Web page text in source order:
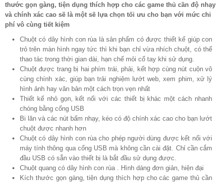
thước gọn gàng, tiện dụng thích hợp cho các game thủ cần độ nhạy
và chính xác cao sẽ là một sẽ lựa chọn tối ưu cho bạn với mức chi
phí vô cùng tiết kiệm
Chuột có dây hình con rùa là sản phẩm có được thiết kế giúp con
trỏ trên màn hình ngay tức thì khi bạn chỉ vừa nhích chuột, có thể
thao tác trong thời gian dài, hạn chế mỏi cổ tay khi sử dụng.
Chuột được trang bị hai phím trái, phải, kết hợp cùng nút cuộn vô
cùng chính xác, giúp bạn trải nghiệm lướt web, xem phim, xử lý
hình ảnh hay văn bản một cách trọn vẹn nhất
Thiết kế nhỏ gọn, kết nối với các thiết bị khác một cách nhanh
chóng bằng cổng USB
Bi lăn và các nút bấm nhạy, kéo có độ chính xác cao cho bạn lướt
chuột được nhanh hơn
Chuột có dây hình con rùa cho phép người dùng được kết nối với
máy tính thông qua cổng USB mà không cần cài đặt. Chỉ cần cắm
đầu USB có sẵn vào thiết bị là bắt đầu sử dụng được.
Chuột quang có dây hình con rùa . Hình dáng đơn giản, hiện đại
Kích thước gọn gàng, tiện dụng thích hợp cho các game thủ cần